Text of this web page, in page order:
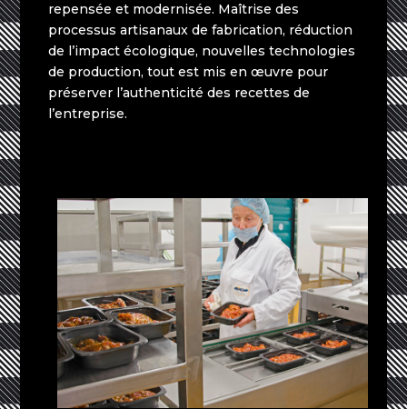
repensée et modernisée. Maîtrise des
processus artisanaux de fabrication, réduction
de l’impact écologique, nouvelles technologies
de production, tout est mis en œuvre pour
préserver l’authenticité des recettes de
l’entreprise.